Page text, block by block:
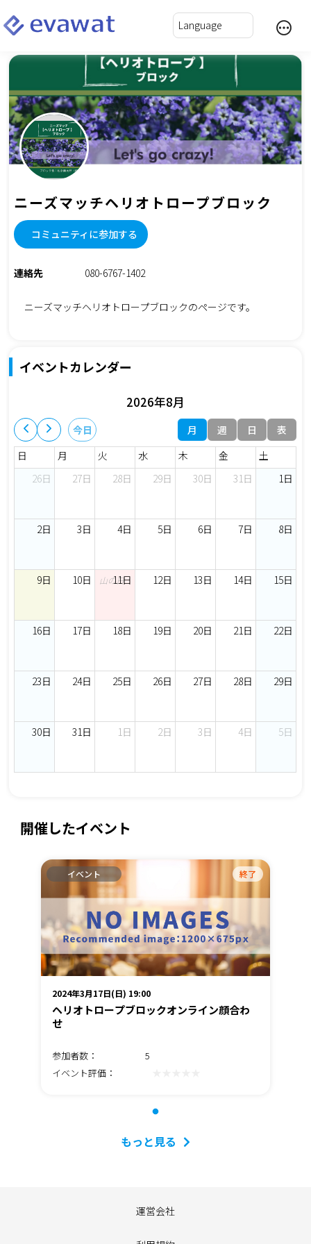
ニーズマッチヘリオトロープブロック
コミュニティに参加する
連絡先 080-6767-1402
ニーズマッチヘリオトロープブロックのページです。
イベントカレンダー
今日
2026年8月
月 週 日
表
日
月 火 水 木 金
土
26日
27日 28日 29日 30日 31日 1日
2日 3日 4日 5日 6日 7日 8日
9日 10日 11日
山の日 12日 13日 14日 15日
16日 17日 18日 19日 20日 21日 22日
23日 24日 25日 26日 27日 28日 29日
30日 31日 1日 2日 3日 4日 5日
開催したイベント
イベント 終了
2024年3月17日(日) 19:00
ヘリオトロープブロックオンライン顔合わ
せ
参加者数：
5
イベント評価：
もっと見る
運営会社